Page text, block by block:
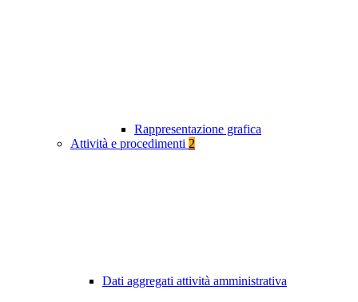
Rappresentazione grafica
Attività e procedimenti 2
Dati aggregati attività amministrativa